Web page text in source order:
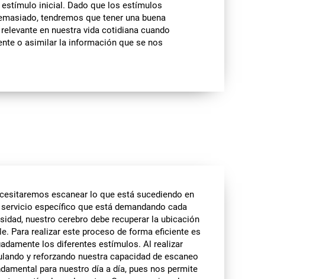
inicial. Dado que los estímulos
tendremos que tener una buena
en nuestra vida cotidiana cuando
o asimilar la información que se nos
escanear lo que está sucediendo en
específico que está demandando cada
nuestro cerebro debe recuperar la ubicación
Para realizar este proceso de forma eficiente es
los diferentes estímulos. Al realizar
y reforzando nuestra capacidad de escaneo
para nuestro día a día, pues nos permite